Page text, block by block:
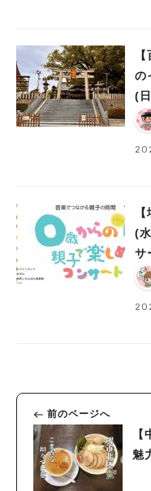
の
(
(
サ
前のページへ
魅